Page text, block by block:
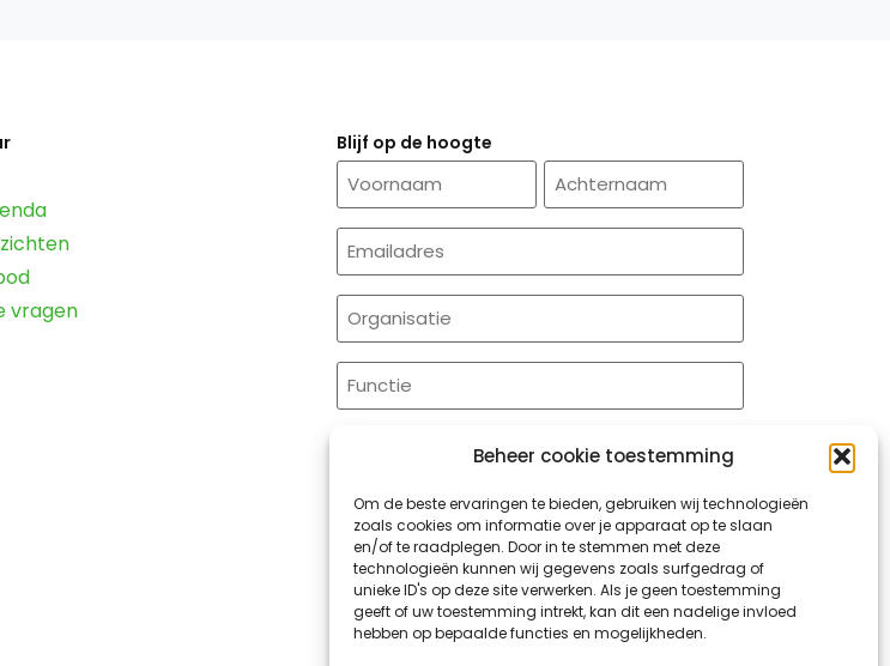
Beheer cookie toestemming
Om de beste ervaringen te bieden, gebruiken wij technologieën
zoals cookies om informatie over je apparaat op te slaan
en/of te raadplegen. Door in te stemmen met deze
technologieën kunnen wij gegevens zoals surfgedrag of
unieke ID's op deze site verwerken. Als je geen toestemming
geeft of uw toestemming intrekt, kan dit een nadelige invloed
hebben op bepaalde functies en mogelijkheden.
vragen
Blijf op de hoogte
Naam
E-
mailadres
(Required)
Organisatie
Functie